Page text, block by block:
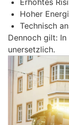
Erhöhtes
Hoher
Technisch
Dennoch gilt:
unersetzlich.